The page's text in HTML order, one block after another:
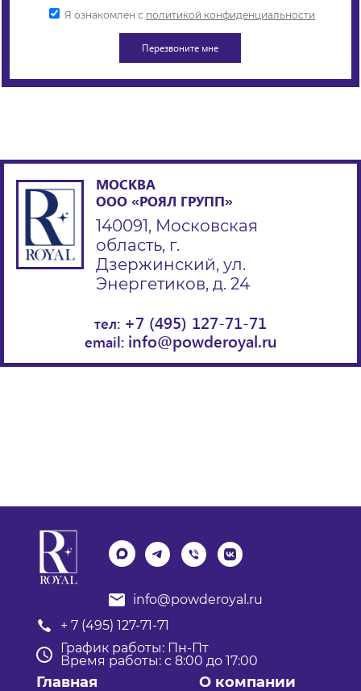
Я ознакомлен с политикой конфиденциальности
МОСКВА
ООО «РОЯЛ ГРУПП»
140091, Московская
область, г.
Дзержинский, ул.
Энергетиков, д. 24
тел: +7 (495) 127-71-71
email: info@powderoyal.ru
info@powderoyal.ru
+ 7 (495) 127-71-71
График работы: Пн-Пт
Время работы: с 8:00 до 17:00
Главная О компании